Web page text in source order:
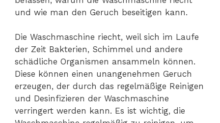
und wie man den Geruch beseitigen kann.
Die Waschmaschine riecht, weil sich im Laufe
der Zeit Bakterien, Schimmel und andere
schädliche Organismen ansammeln können.
Diese können einen unangenehmen Geruch
erzeugen, der durch das regelmäßige Reinigen
und Desinfizieren der Waschmaschine
verringert werden kann. Es ist wichtig, die